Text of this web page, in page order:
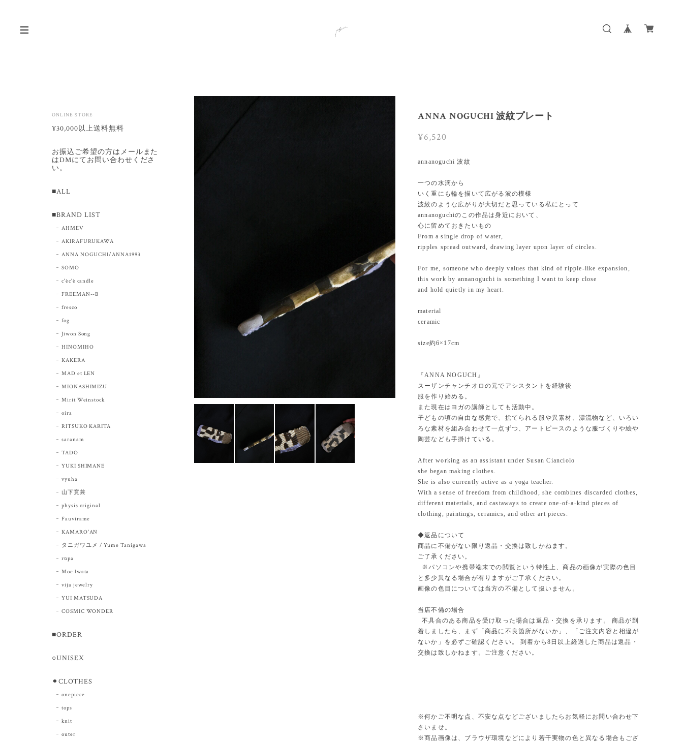
ANNA NOGUCHI 波紋プレート
¥6,520
annanoguchi 波紋
一つの水滴から
いく重にも輪を描いて広がる波の模様
波紋のような広がりが大切だと思っている私にとって
annanoguchiのこの作品は身近において、
心に留めておきたいもの
From a single drop of water,
ripples spread outward, drawing layer upon layer of circles.
For me, someone who deeply values that kind of ripple-like expansion,
this work by annanoguchi is something I want to keep close
and hold quietly in my heart.
material
ceramic
size約6×17cm
『ANNA NOGUCH』
スーザンチャンチオロの元でアシスタントを経験後
服を作り始める。
また現在はヨガの講師としても活動中。
子どもの頃の自由な感覚で、捨てられる服や異素材、漂流物など、いろい
ろな素材を組み合わせて一点ずつ、アートピースのような服づくりや絵や
陶芸なども手掛けている。
After working as an assistant under Susan Cianciolo
she began making clothes.
She is also currently active as a yoga teacher.
With a sense of freedom from childhood, she combines discarded clothes,
different materials, and castaways to create one-of-a-kind pieces of
clothing, paintings, ceramics, and other art pieces.
◆返品について
商品に不備がない限り返品・交換は致しかねます。
ご了承ください。
※パソコンや携帯端末での閲覧という特性上、商品の画像が実際の色目
と多少異なる場合が有りますがご了承ください。
画像の色目については当方の不備として扱いません。
当店不備の場合
不具合のある商品を受け取った場合は返品・交換を承ります。 商品が到
着しましたら、まず「商品に不良箇所がないか」、「ご注文内容と相違が
ないか」を必ずご確認ください。 到着から8日以上経過した商品は返品・
交換は致しかねます。ご注意ください。
※何かご不明な点、不安な点などございましたらお気軽にお問い合わせ下
さいませ。
※商品画像は、ブラウザ環境などにより若干実物の色と異なる場合もござ
ONLINE STORE
¥30,000以上送料無料
お振込ご希望の方はメールまた
はDMにてお問い合わせくださ
い。
■ALL
■BRAND LIST
AHMEV
AKIRAFURUKAWA
ANNA NOGUCHI/ANNA1993
SOMO
c'èc'è candle
FREEMAN--B
fresco
fog
Jiwon Song
HINOMIHO
KAKERA
MAD et LEN
MIONASHIMIZU
Mirit Weinstock
oira
RITSUKO KARITA
saranam
TADO
YUKI SHIMANE
vyuha
山下寛兼
physis original
Fauvirame
KAMARO'AN
タニガワユメ / Yume Tanigawa
rūpa
Moe Iwata
vija jewelry
YUI MATSUDA
COSMIC WONDER
■ORDER
○UNISEX
⚫︎CLOTHES
onepiece
tops
knit
outer